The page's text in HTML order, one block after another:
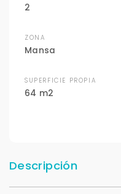
2
ZONA
Mansa
SUPERFICIE PROPIA
64 m2
Descripción